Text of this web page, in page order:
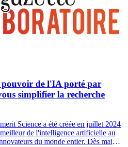
pouvoir de l'IA porté par
simplifier la recherche
Science a été créée en juillet 2024
de l'intelligence artificielle au
du monde entier. Dès mai